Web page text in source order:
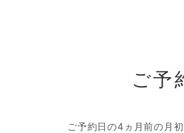
ご予
ご予約日の4ヵ月前の月